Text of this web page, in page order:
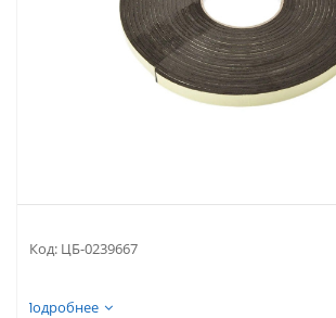
Код: ЦБ-0239667
Подробнее